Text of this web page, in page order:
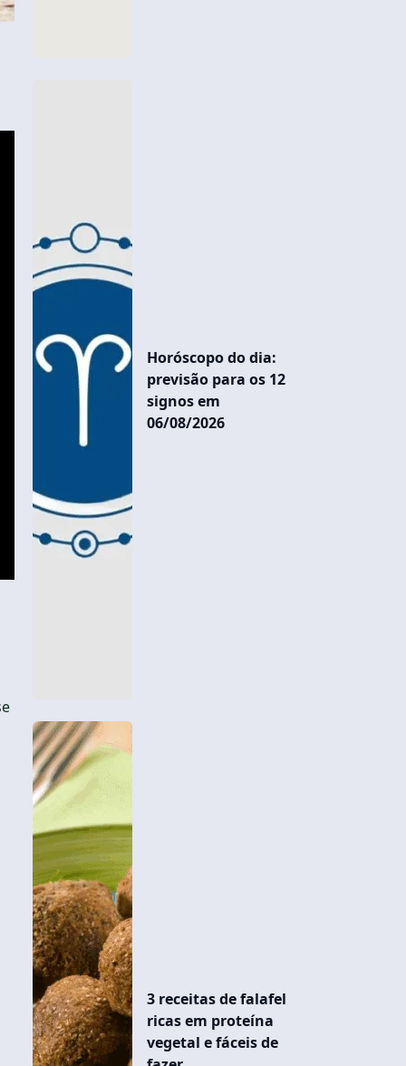
Horóscopo do dia:
previsão para os 12
signos em
06/08/2026
3 receitas de falafel
ricas em proteína
vegetal e fáceis de